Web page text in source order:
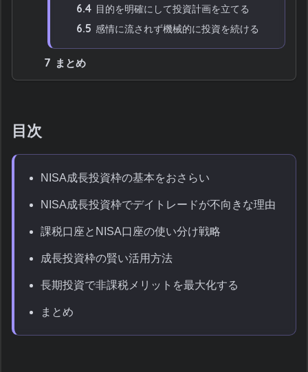
6.4 目的を明確にして投資計画を立てる
6.5 感情に流されず機械的に投資を続ける
7 まとめ
目次
NISA成長投資枠の基本をおさらい
NISA成長投資枠でデイトレードが不向きな理由
課税口座とNISA口座の使い分け戦略
成長投資枠の賢い活用方法
長期投資で非課税メリットを最大化する
まとめ